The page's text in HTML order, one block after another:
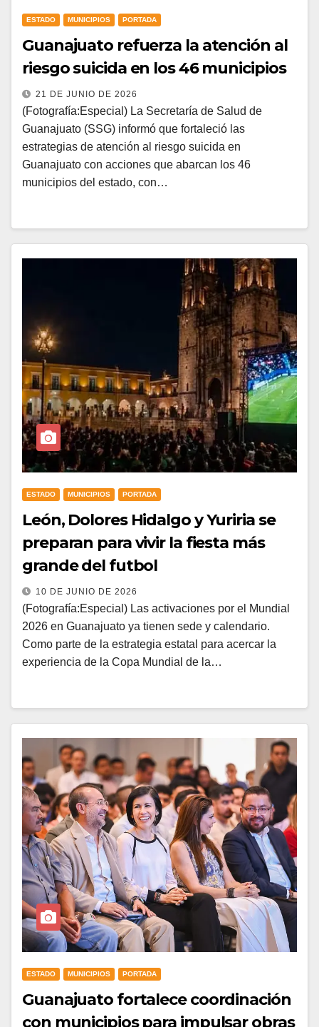
ESTADO MUNICIPIOS PORTADA
Guanajuato refuerza la atención al
riesgo suicida en los 46 municipios
21 DE JUNIO DE 2026
(Fotografía:Especial) La Secretaría de Salud de
Guanajuato (SSG) informó que fortaleció las
estrategias de atención al riesgo suicida en
Guanajuato con acciones que abarcan los 46
municipios del estado, con…
ESTADO MUNICIPIOS PORTADA
León, Dolores Hidalgo y Yuriria se
preparan para vivir la fiesta más
grande del futbol
10 DE JUNIO DE 2026
(Fotografía:Especial) Las activaciones por el Mundial
2026 en Guanajuato ya tienen sede y calendario.
Como parte de la estrategia estatal para acercar la
experiencia de la Copa Mundial de la…
ESTADO MUNICIPIOS PORTADA
Guanajuato fortalece coordinación
con municipios para impulsar obras